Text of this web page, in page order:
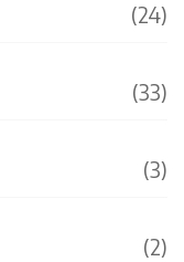
(24)
(33)
(3)
(2)